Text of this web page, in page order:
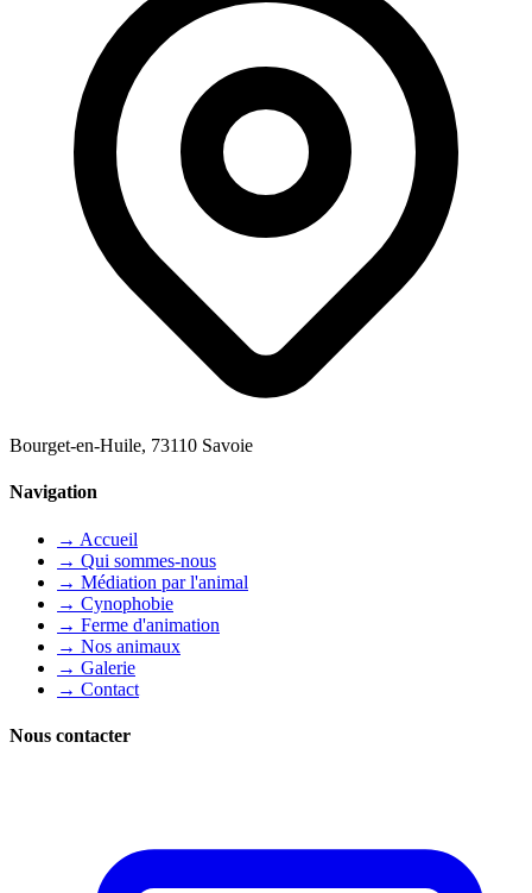
Bourget-en-Huile, 73110 Savoie
Navigation
→ Accueil
→ Qui sommes-nous
→ Médiation par l'animal
→ Cynophobie
→ Ferme d'animation
→ Nos animaux
→ Galerie
→ Contact
Nous contacter